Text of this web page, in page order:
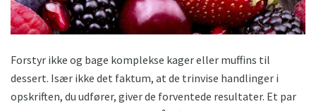
Forstyr ikke og bage komplekse kager eller muffins til
dessert. Især ikke det faktum, at de trinvise handlinger i
opskriften, du udfører, giver de forventede resultater. Et par